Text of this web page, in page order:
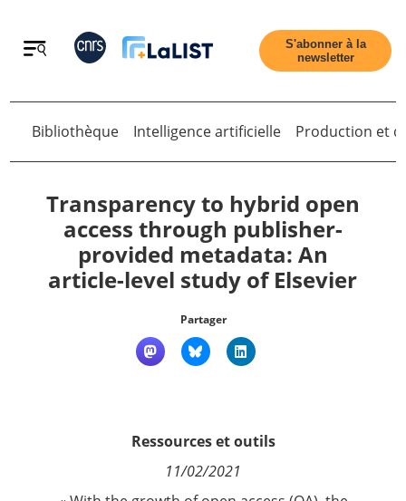
Retour
Qui sommes nous ?
S'abonner à la
newsletter
Retour
Bibliothèque Intelligence artificielle Production et
Transparency to hybrid open
access through publisher-
provided metadata: An
article-level study of Elsevier
Partager
Ressources et outils
11/02/2021